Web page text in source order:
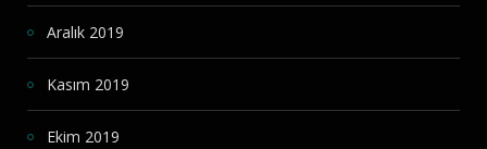
Aralık 2019
Kasım 2019
Ekim 2019